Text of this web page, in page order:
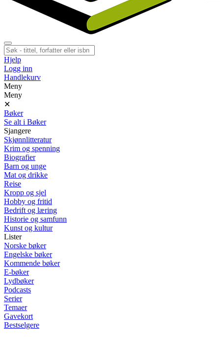
Hjelp
Logg inn
Handlekurv
Meny
Meny
✕
Bøker
Se alt i Bøker
Sjangere
Skjønnlitteratur
Krim og spenning
Biografier
Barn og unge
Mat og drikke
Reise
Kropp og sjel
Hobby og fritid
Bedrift og læring
Historie og samfunn
Kunst og kultur
Lister
Norske bøker
Engelske bøker
Kommende bøker
E-bøker
Lydbøker
Podcasts
Serier
Temaer
Gavekort
Bestselgere